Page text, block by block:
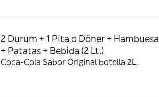
2 Durum + 1 Pita o Döner + Hambuesa
+ Patatas + Bebida (2 Lt.)
Coca-Cola Sabor Original botella 2L.